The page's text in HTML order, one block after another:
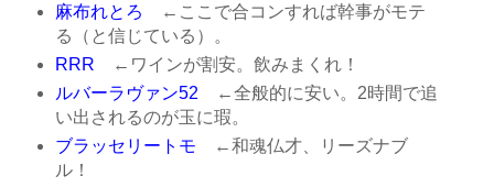
麻布れとろ ←ここで合コンすれば幹事がモテ
る（と信じている）。
RRR ←ワインが割安。飲みまくれ！
ルバーラヴァン52 ←全般的に安い。2時間で追
い出されるのが玉に瑕。
ブラッセリートモ ←和魂仏才、リーズナブ
ル！